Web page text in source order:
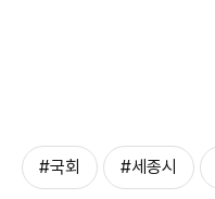
#국회 #세종시